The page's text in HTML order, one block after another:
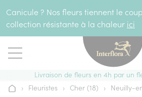
Canicule ? Nos fleurs tiennent le
collection résistante à la chaleur ici
Livraison de fleurs en 4h par un
Accueil
› Fleuristes › Cher (18) › Neuilly-